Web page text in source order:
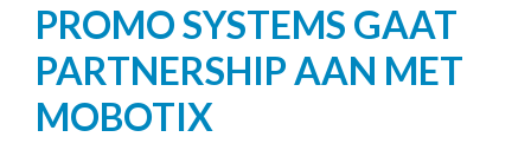
PROMO SYSTEMS GAAT
PARTNERSHIP AAN MET
MOBOTIX